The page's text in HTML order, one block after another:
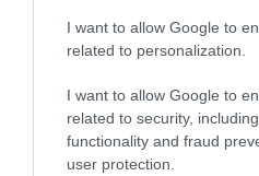
I want to allow Google to
related to personalization.
I want to allow Google to
related to security,
functionality and fraud
user protection.